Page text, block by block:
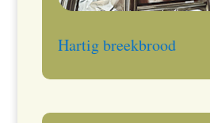
Hartig breekbrood